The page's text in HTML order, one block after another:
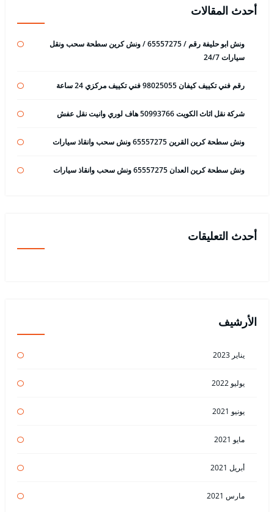
أحدث المقالات
ونش ابو حليفة رقم / 65557275 / ونش كرين سطحة سحب ونقل
سيارات 24/7
رقم فني تكييف كيفان 98025055 فني تكييف مركزي 24 ساعة
شركة نقل اثاث الكويت 50993766 هاف لوري وانيت نقل عفش
ونش سطحة كرين القرين 65557275 ونش سحب وانقاذ سيارات
ونش سطحة كرين العدان 65557275 ونش سحب وانقاذ سيارات
أحدث التعليقات
الأرشيف
يناير 2023
يوليو 2022
يونيو 2021
مايو 2021
أبريل 2021
مارس 2021